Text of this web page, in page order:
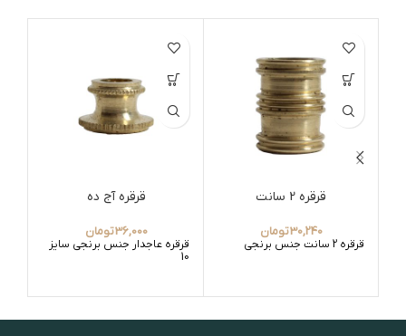
قرقره 2 سانت
30,240تومان
قرقره 2 سانت جنس برنجی
قرقره آج ده
36,000تومان
قرقره عاجدار جنس برنجی سایز
10